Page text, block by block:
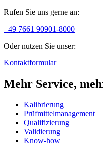
Rufen Sie uns gerne an:
+49 7661 90901-8000
Oder nutzen Sie unser:
Kontaktformular
Mehr Service,
Kalibrierung
Prüfmittelmanagement
Qualifizierung
Validierung
Know-how